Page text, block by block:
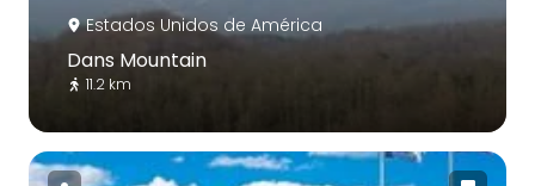
Estados Unidos de América
Dans Mountain
11.2 km